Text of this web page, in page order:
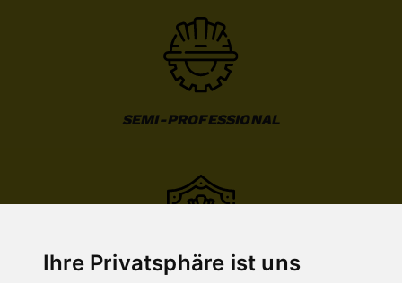
Ihre Privatsphäre ist uns
SEMI-PROFESSIONAL
PROFESSIONAL